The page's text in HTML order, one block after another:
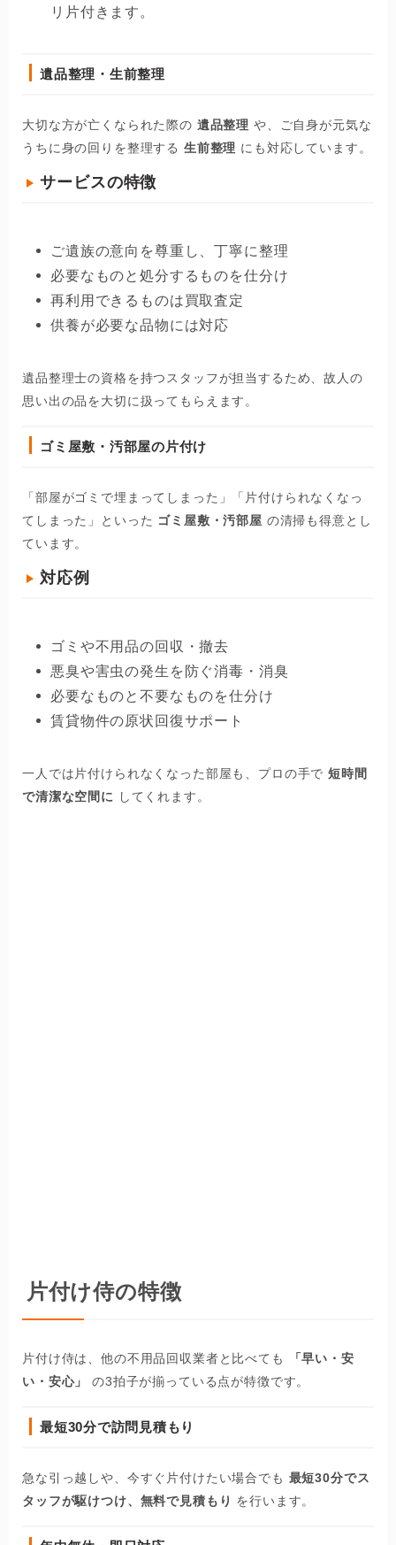
リ片付きます。
遺品整理・生前整理
大切な方が亡くなられた際の 遺品整理 や、ご自身が元気な
うちに身の回りを整理する 生前整理 にも対応しています。
サービスの特徴
ご遺族の意向を尊重し、丁寧に整理
必要なものと処分するものを仕分け
再利用できるものは買取査定
供養が必要な品物には対応
遺品整理士の資格を持つスタッフが担当するため、故人の
思い出の品を大切に扱ってもらえます。
ゴミ屋敷・汚部屋の片付け
「部屋がゴミで埋まってしまった」「片付けられなくなっ
てしまった」といった ゴミ屋敷・汚部屋 の清掃も得意とし
ています。
対応例
ゴミや不用品の回収・撤去
悪臭や害虫の発生を防ぐ消毒・消臭
必要なものと不要なものを仕分け
賃貸物件の原状回復サポート
一人では片付けられなくなった部屋も、プロの手で短時間
で清潔な空間に
してくれます。
片付け侍の特徴
片付け侍は、他の不用品回収業者と比べても
「早い・安
い・安心」
の3拍子が揃っている点が特徴です。
最短30分で訪問見積もり
急な引っ越しや、今すぐ片付けたい場合でも 最短30分でス
タッフが駆けつけ、無料で見積もり を行います。